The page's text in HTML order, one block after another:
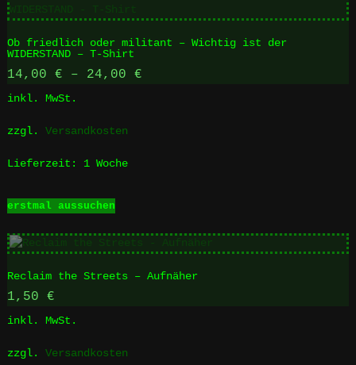
Ob friedlich oder militant – Wichtig ist der
WIDERSTAND – T-Shirt
14,00 € – 24,00 €
inkl. MwSt.
zzgl. Versandkosten
Lieferzeit: 1 Woche
erstmal aussuchenProdukt
mehrere
auf.
Reclaim the Streets – Aufnäher
1,50 €
inkl. MwSt.
zzgl. Versandkosten